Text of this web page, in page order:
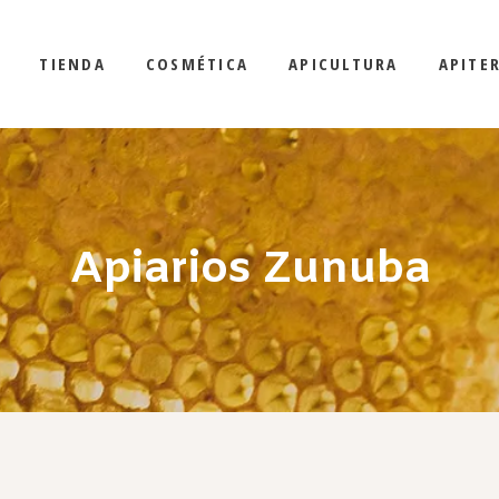
TIENDA COSMÉTICA APICULTURA
Apiarios Zunuba